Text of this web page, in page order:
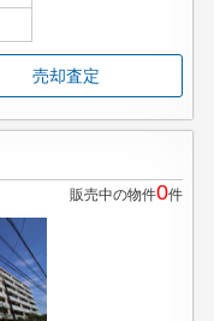
売却査定
販売中の物件0件